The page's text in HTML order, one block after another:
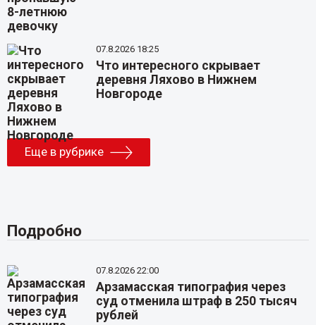
07.8.2026 18:25
Что интересного скрывает
деревня Ляхово в Нижнем
Новгороде
Еще в рубрике
Подробно
07.8.2026 22:00
Арзамасская типография через
суд отменила штраф в 250 тысяч
рублей